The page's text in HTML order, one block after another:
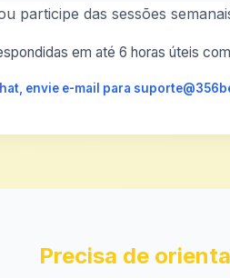
participe das sessões
em até 6 horas úteis
envie e-mail para
Precisa de